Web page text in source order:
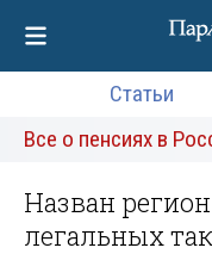
Статьи
Все о пенсиях в
Назван
легальных